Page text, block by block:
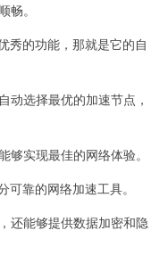
畅。
的功能，那就是它的自
选择最优的加速节点，
实现最佳的网络体验。
靠的网络加速工具。
能够提供数据加密和隐